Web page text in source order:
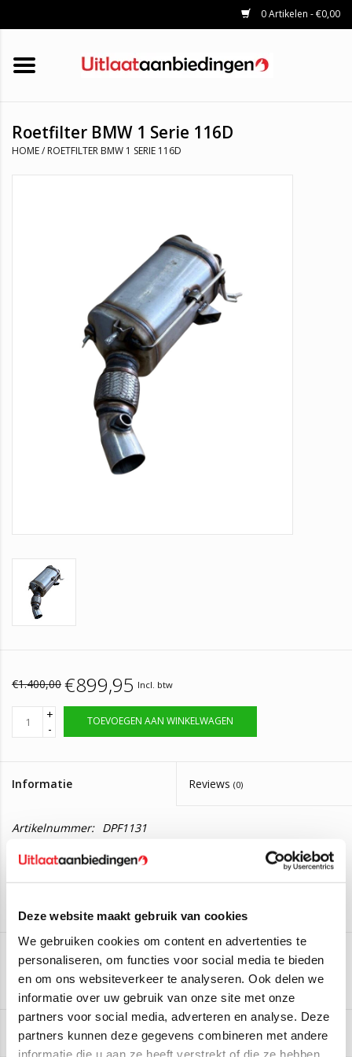
Deze website maakt gebruik van cookies
We gebruiken cookies om content en advertenties te
personaliseren, om functies voor social media te bieden
en om ons websiteverkeer te analyseren. Ook delen we
informatie over uw gebruik van onze site met onze
partners voor social media, adverteren en analyse. Deze
partners kunnen deze gegevens combineren met andere
informatie die u aan ze heeft verstrekt of die ze hebben
0 Artikelen - €0,00
HOME
KATALYSATOREN
UNIVERSELE UITLAATDELEN
Roetfilter BMW 1 Serie 116D
HOME/ ROETFILTER BMW 1 SERIE 116D
€1.400,00 €899,95 Incl. btw
+
-
TOEVOEGEN AAN WINKELWAGEN
Informatie Reviews (0)
Artikelnummer: DPF1131
Neem contact op voor de levertijd.
Roetfilter BMW 1 Serie 116D
BMW 1 Serie F20 116D(85kW/116PK) (Van 2015 t/m 2019)
BMW 1 Serie F21 116D(85kW/116PK) (Van 2015 t/m 2019)
Twijfelt u of deze roetfilter geschikt is voor uw auto?
De originele nummers van deze roetfilter zijn: 18328583454
Heeft u vragen? Aan de hand van uw kenteken of
chassisnummer kunnen wij uitzoeken welke roetfilter de juiste
Aan verlanglijst toevoegen/Toevoegen om te vergelijken/ Afdrukken